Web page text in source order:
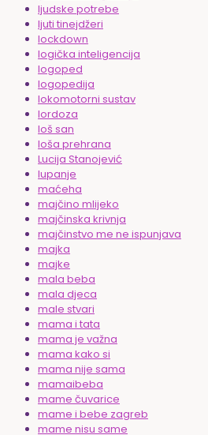
ljudske potrebe
ljuti tinejdžeri
lockdown
logička inteligencija
logoped
logopedija
lokomotorni sustav
lordoza
loš san
loša prehrana
Lucija Stanojević
lupanje
maćeha
majčino mlijeko
majčinska krivnja
majčinstvo me ne ispunjava
majka
majke
mala beba
mala djeca
male stvari
mama i tata
mama je važna
mama kako si
mama nije sama
mamaibeba
mame čuvarice
mame i bebe zagreb
mame nisu same